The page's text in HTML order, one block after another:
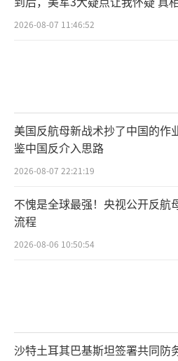
极的基调。总统本人在现
之内参加了密集的会谈
动。代表团不仅包括外
位美国企业界领袖随行
系的意图。访问期间释
易、投资、能源、气候
度。特朗普所说的“很
特朗普站在华盛顿的
如此
2026-08-07 11:46:52
美国反航母新战术抄了中国的作
鉴中国反介入思路
2026-08-07 22:21:19
不愧是全球最强！央视公开反航
流程
2026-08-06 10:50:54
沙特土耳其巴基斯坦签署共同防